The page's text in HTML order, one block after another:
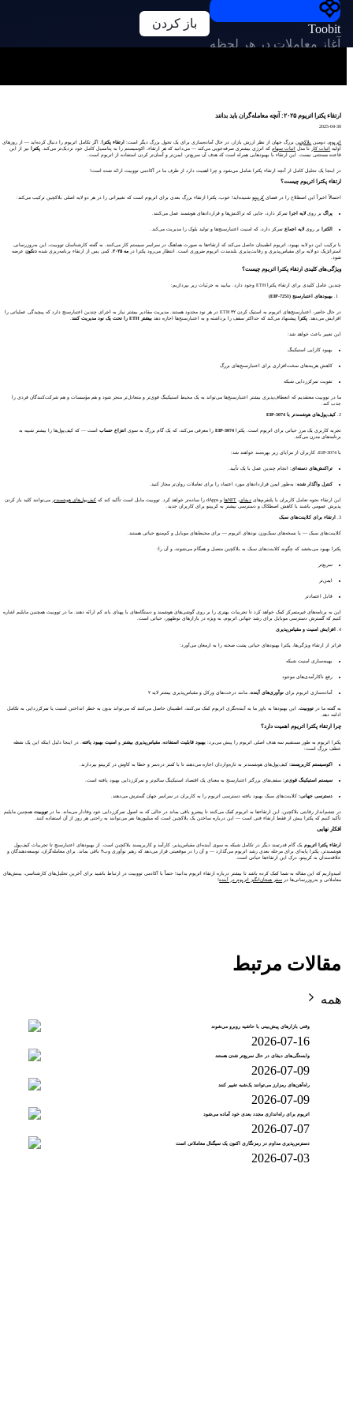
Toobit
آغاز معاملات در هر لحظه
باز کردن
ارتقاء پکترا اتریوم ۲۰۲۵: آنچه معامله‌گران باید بدانند
2025-04-30
اتریوم، دومین بلاکچین بزرگ جهان از نظر ارزش بازار، در حال آماده‌سازی برای یک تحول بزرگ دیگر است: ارتقاء پکترا
. اگر تکامل اتریوم را دنبال کرده‌اید — از روزهای
اولیه اثبات کار تا مدل اثبات سهام که انرژی بیشتری صرفه‌جویی می‌کند — می‌دانید که هر ارتقاء، اکوسیستم را به پتانسیل کامل خود نزدیک‌تر می‌کند. پکترا
نیز از این
قاعده مستثنی نیست. این ارتقاء با بهبودهایی همراه است که هدف آن سریع‌تر، ایمن‌تر و آسان‌تر کردن استفاده از اتریوم است.
در اینجا یک تحلیل کامل از آنچه ارتقاء پکترا شامل می‌شود و چرا اهمیت دارد از طرف ما در آکادمی تووبیت ارائه شده است!
ارتقاء پکترا اتریوم چیست؟
احتمالاً اخیراً این اصطلاح را در فضای کریپتوشنیده‌اید! خوب، پکترا ارتقاء بزرگ بعدی برای اتریوم است که تغییراتی را در هر دو لایه اصلی بلاکچین ترکیب می‌کند:
پراگبر روی لایه اجرا تمرکز دارد، جایی که تراکنش‌ها و قراردادهای هوشمند عمل می‌کنند.
الکترا بر روی لایه اجماعتمرکز دارد، که امنیت اعتبارسنج‌ها و تولید بلوک را مدیریت می‌کند.
با ترکیب این دو لایه بهبود، اتریوم اطمینان حاصل می‌کند که ارتقاءها به صورت هماهنگ در سراسر سیستم کار می‌کنند. به گفته کارشناسان تووبیت، این به‌روزرسانی
استراتژیک دو لایه برای مقیاس‌پذیری و رقابت‌پذیری بلندمدت اتریوم ضروری است. انتظار می‌رود پکترا در
مه ۲۰۲۵ ، کمی پس از ارتقاء برنامه‌ریزی شده دنکونعرضه
شود.
ویژگی‌های کلیدی ارتقاء پکترا اتریوم چیست؟
چندین عامل کلیدی برای ارتقاء پکترا ETH وجود دارد. بیایید به جزئیات زیر بپردازیم:
بهبودهای اعتبارسنج (EIP-7251)
در حال حاضر، اعتبارسنج‌های اتریوم به استیک کردن ۳۲ ETH در هر نود محدود هستند. مدیریت مقادیر بیشتر نیاز به اجرای چندین اعتبارسنج دارد که پیچیدگی عملیاتی را
افزایش می‌دهد. پکترا پیشنهاد می‌کند که حداکثر سقف را برداشته و به اعتبارسنج‌ها اجازه دهد بیشتر ETH را تحت یک نود مدیریت کنند
این تغییر باعث خواهد شد:
بهبود کارایی استیکینگ
کاهش هزینه‌های سخت‌افزاری برای اعتبارسنج‌های بزرگ
تقویت تمرکززدایی شبکه
ما در تووبیت معتقدیم که انعطاف‌پذیری بیشتر اعتبارسنج‌ها می‌تواند به یک محیط استیکینگ قوی‌تر و متعادل‌تر منجر شود و هم مؤسسات و هم شرکت‌کنندگان فردی را
جذب کند.
2. کیف‌پول‌های هوشمندتر با EIP-3074
تجربه کاربری یک مرز حیاتی برای اتریوم است. پکترا EIP-3074را معرفی می‌کند، که یک گام بزرگ به سوی انتزاع حساباست — که کیف‌پول‌ها را بیشتر شبیه به
برنامه‌های مدرن می‌کند.
با EIP-3074، کاربران از مزایای زیر بهره‌مند خواهند شد:
تراکنش‌های دسته‌ای: انجام چندین عمل با یک تأیید.
کنترل واگذار شده: به‌طور ایمن قراردادهای مورد اعتماد را برای تعاملات روان‌تر مجاز کنید.
این ارتقاء نحوه تعامل کاربران با پلتفرم‌های دیفای ، NFTها و dApps را ساده‌تر خواهد کرد. تووبیت مایل است تأکید کند که کیف‌پول‌های هوشمندتر
می‌توانند کلید باز کردن
پذیرش عمومی باشند با کاهش اصطکاک و دسترسی بیشتر به کریپتو برای کاربران جدید.
3. ارتقاء برای کلاینت‌های سبک
کلاینت‌های سبک — یا نسخه‌های سبک‌وزن نودهای اتریوم — برای محیط‌های موبایل و کم‌منبع حیاتی هستند.
پکترا بهبود می‌بخشد که چگونه کلاینت‌های سبک به بلاکچین متصل و همگام می‌شوند، و آن را:
سریع‌تر
ایمن‌تر
قابل اعتمادتر
این به برنامه‌های غیرمتمرکز کمک خواهد کرد تا تجربیات بهتری را بر روی گوشی‌های هوشمند و دستگاه‌های با پهنای باند کم ارائه دهند. ما در تووبیت همچنین مایلیم اشاره
کنیم که گسترش دسترسی موبایل برای رشد جهانی اتریوم، به ویژه در بازارهای نوظهور، حیاتی است.
4. افزایش امنیت و مقیاس‌پذیری
فراتر از ارتقاء ویژگی‌ها، پکترا بهبودهای حیاتی پشت صحنه را به ارمغان می‌آورد:
بهینه‌سازی امنیت شبکه
رفع ناکارآمدی‌های موجود
آماده‌سازی اتریوم برای نوآوری‌های آینده، مانند درخت‌های ورکل و مقیاس‌پذیری بیشتر لایه ۲
به گفته ما در تووبیت، این بهبودها به باور ما به آینده‌نگری اتریوم کمک می‌کنند، اطمینان حاصل می‌کنند که می‌تواند بدون به خطر انداختن امنیت یا تمرکززدایی به تکامل
ادامه دهد.
چرا ارتقاء پکترا اتریوم اهمیت دارد؟
پکترا اتریوم به طور مستقیم سه هدف اصلی اتریوم را پیش می‌برد: بهبود قابلیت استفاده، مقیاس‌پذیری بیشتر و امنیت بهبود یافته. در اینجا دلیل اینکه این یک نقطه
عطف بزرگ است:
اکوسیستم کاربرپسند:کیف‌پول‌های هوشمندتر به تازه‌واردان اجازه می‌دهند تا با کمتر دردسر و خطا به کاوش در کریپتو بپردازند.
سیستم استیکینگ قوی‌تر:سقف‌های بزرگتر اعتبارسنج به معنای یک اقتصاد استیکینگ سالم‌تر و تمرکززدایی بهبود یافته است.
دسترسی جهانی:کلاینت‌های سبک بهبود یافته دسترسی اتریوم را به کاربران در سراسر جهان گسترش می‌دهند.
در چشم‌انداز رقابتی بلاکچین، این ارتقاءها به اتریوم کمک می‌کنند تا پیشرو باقی بماند در حالی که به اصول تمرکززدایی خود وفادار می‌ماند. ما در تووبیتهمچنین مایلیم
تأکید کنیم که پکترا بیش از فقط ارتقاء فنی است — این درباره ساختن یک بلاکچین است که میلیون‌ها نفر می‌توانند به راحتی هر روز از آن استفاده کنند.
افکار نهایی
ارتقاء پکترا اتریومیک گام قدرتمند دیگر در تکامل شبکه به سوی آینده‌ای مقیاس‌پذیر، کارآمد و کاربرپسند بلاکچین است. از بهبودهای اعتبارسنج تا تجربیات کیف‌پول
هوشمندتر، پکترا پایه‌ای برای مرحله بعدی رشد اتریوم می‌گذارد — و آن را در موقعیتی قرار می‌دهد که رهبر نوآوری وب۳ باقی بماند. برای معامله‌گران، توسعه‌دهندگان و
علاقه‌مندان به کریپتو، درک این ارتقاءها حیاتی است.
امیدواریم که این مقاله به شما کمک کرده باشد تا بیشتر درباره ارتقاء اتریوم بدانید! حتماً با آکادمی تووبیت در ارتباط باشید برای آخرین تحلیل‌های کارشناسی، بینش‌های
معاملاتی و به‌روزرسانی‌ها در سفر هیجان‌انگیز اتریوم در آینده!
مقالات مرتبط
همه
وقتی بازارهای پیش‌بینی با حاشیه روبرو می‌شوند
2026-07-16
وابستگی‌های دیفای در حال سریع‌تر شدن هستند
2026-07-09
راه‌آهن‌های رمزارز می‌توانند یک‌شبه تغییر کنند
2026-07-09
اتریوم برای راه‌اندازی مجدد بعدی خود آماده می‌شود
2026-07-07
دسترس‌پذیری مداوم در رمزنگاری اکنون یک سیگنال معاملاتی است
2026-07-03